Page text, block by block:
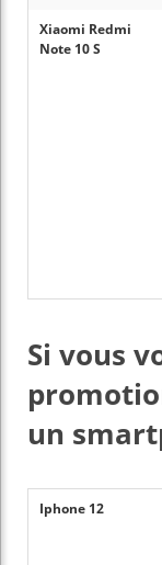
Xiaomi Redmi
Note 10 S
Si vous
un
Iphone 12